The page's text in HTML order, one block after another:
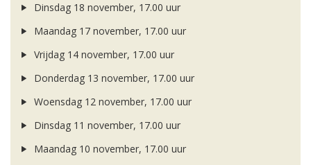
Dinsdag 18 november, 17.00 uur
Maandag 17 november, 17.00 uur
Vrijdag 14 november, 17.00 uur
Donderdag 13 november, 17.00 uur
Woensdag 12 november, 17.00 uur
Dinsdag 11 november, 17.00 uur
Maandag 10 november, 17.00 uur